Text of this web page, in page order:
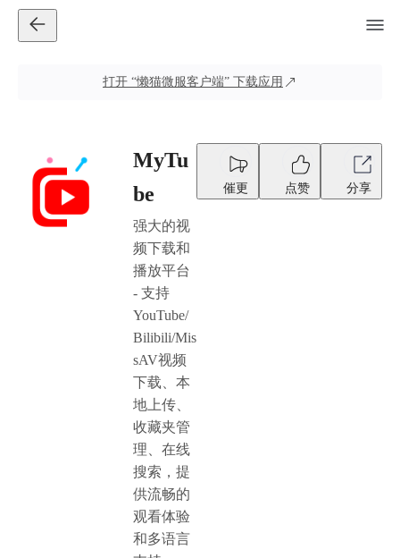
打开 “懒猫微服客户端” 下载应用
MyTu
be
强大的视
频下载和
播放平台
- 支持
YouTube/
Bilibili/Mis
sAV视频
下载、本
地上传、
收藏夹管
理、在线
搜索，提
供流畅的
观看体验
和多语言
催更 点赞 分享